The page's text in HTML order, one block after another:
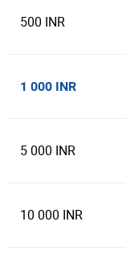
500 INR
1 000 INR
5 000 INR
10 000 INR